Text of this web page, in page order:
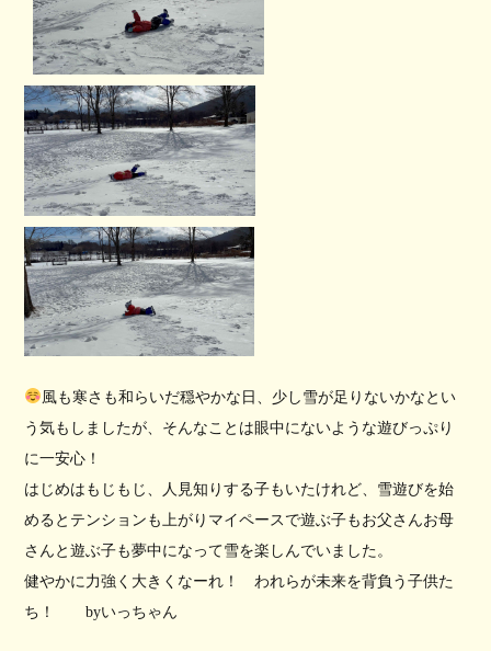
風も寒さも和らいだ穏やかな日、少し雪が足りないかなとい
う気もしましたが、そんなことは眼中にないような遊びっぷり
に一安心！
はじめはもじもじ、人見知りする子もいたけれど、雪遊びを始
めるとテンションも上がりマイペースで遊ぶ子もお父さんお母
さんと遊ぶ子も夢中になって雪を楽しんでいました。
健やかに力強く大きくなーれ！ われらが未来を背負う子供た
ち！ byいっちゃん